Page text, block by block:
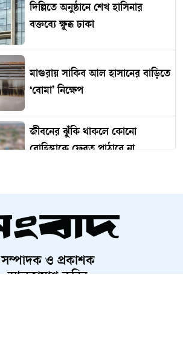
দিল্লিতে অনুষ্ঠানে শেখ হাসিনার
বক্তব্যে ক্ষুব্ধ ঢাকা
মাগুরায় সাকিব আল হাসানের বাড়িতে
‘বোমা’ নিক্ষেপ
জীবনের ঝুঁকি থাকলে কোনো
রোহিঙ্গাকে ফেরত পাঠাবে না
চলছে
মোমিন-শান্তাসহ ৬ নেতাকর্মীকে
সম্পাদক ও প্রকাশক
আলতামাশ কবির